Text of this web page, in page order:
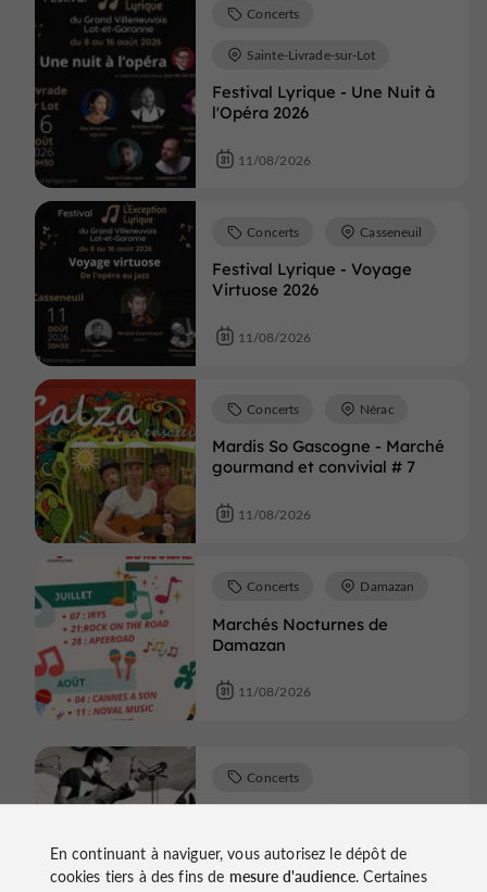
Festival Lyrique - Une Nuit à
l'Opéra 2026
Concerts
Sainte-Livrade-sur-Lot
11/08/2026
Festival Lyrique - Voyage
Virtuose 2026
Concerts Casseneuil
11/08/2026
Mardis So Gascogne - Marché
gourmand et convivial # 7
Concerts Nérac
11/08/2026
Marchés Nocturnes de
Damazan
Concerts Damazan
11/08/2026
Concert de Sale Gosse
Concerts
En continuant à naviguer, vous autorisez le dépôt de
cookies tiers à des fins de mesure d'audience. Certaines